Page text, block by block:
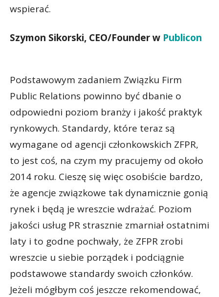
wspierać.
Szymon Sikorski, CEO/Founder w Publicon
Podstawowym zadaniem Związku Firm
Public Relations powinno być dbanie o
odpowiedni poziom branży i jakość praktyk
rynkowych. Standardy, które teraz są
wymagane od agencji członkowskich ZFPR,
to jest coś, na czym my pracujemy od około
2014 roku. Cieszę się więc osobiście bardzo,
że agencje związkowe tak dynamicznie gonią
rynek i będą je wreszcie wdrażać. Poziom
jakości usług PR strasznie zmarniał ostatnimi
laty i to godne pochwały, że ZFPR zrobi
wreszcie u siebie porządek i podciągnie
podstawowe standardy swoich członków.
Jeżeli mógłbym coś jeszcze rekomendować,